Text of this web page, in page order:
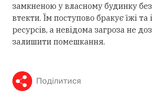
замкненою у власному будинку
втекти. Їм поступово бракує їжі та
ресурсів, а невідома загроза не
залишити помешкання.
Поділитися